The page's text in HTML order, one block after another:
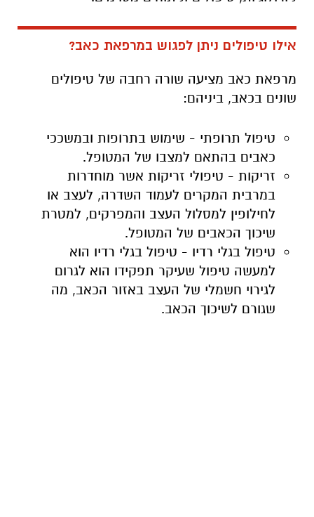
אילו טיפולים ניתן לפגוש במרפאת כאב?
מרפאת כאב מציעה שורה רחבה של טיפולים
שונים בכאב, ביניהם:
טיפול תרופתי - שימוש בתרופות ובמשככי
כאבים בהתאם למצבו של המטופל.
זריקות - טיפולי זריקות אשר מוחדרות
במרבית המקרים לעמוד השדרה, לעצב או
לחילופין למסלול העצב והמפרקים, למטרת
שיכוך הכאבים של המטופל.
טיפול בגלי רדיו - טיפול בגלי רדיו הוא
למעשה טיפול שעיקר תפקידו הוא לגרום
לגירוי חשמלי של העצב באזור הכאב, מה
שגורם לשיכוך הכאב.